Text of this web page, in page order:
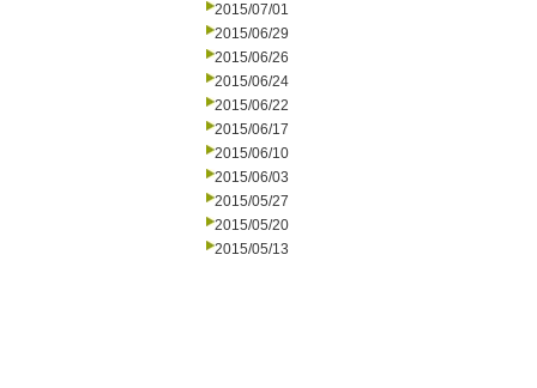
2015/07/01
2015/06/29
2015/06/26
2015/06/24
2015/06/22
2015/06/17
2015/06/10
2015/06/03
2015/05/27
2015/05/20
2015/05/13